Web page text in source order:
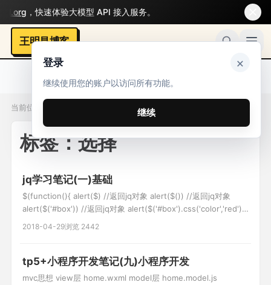
登录 ×
继续使用您的账户以访问所有功能。
继续
，快速体验大模型 API 接入服务。
王明昌博客
当前位置：标签 / 选择
标签：选择
jq学习笔记(一)基础
$(function(){ alert($) //返回jq对象 alert($()) //返回jq对象
alert($('#box')) //返回jq对象 alert($('#box').css('color','red'))
//返回jq对象 }); 加载模式 $(document).ready(function(){ });
2018-04-29浏览 2442
tp5+小程序开发笔记(九)小程序开发
mvc思想 view层 home.wxml model层 home.model.js